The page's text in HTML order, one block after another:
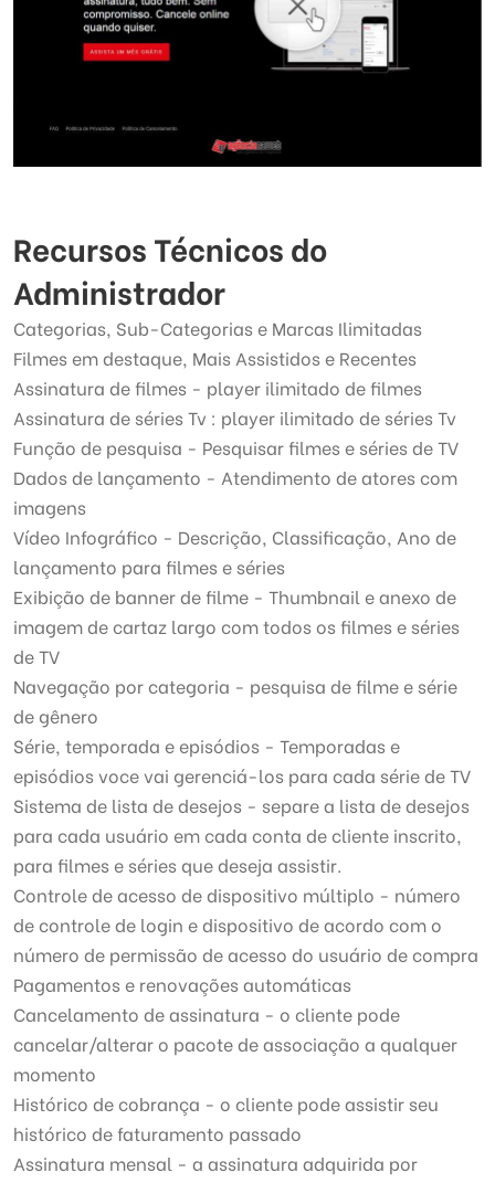
Recursos Técnicos do
Administrador
Categorias, Sub-Categorias e Marcas Ilimitadas
Filmes em destaque, Mais Assistidos e Recentes
Assinatura de filmes - player ilimitado de filmes
Assinatura de séries Tv : player ilimitado de séries Tv
Função de pesquisa - Pesquisar filmes e séries de TV
Dados de lançamento - Atendimento de atores com
imagens
Vídeo Infográfico - Descrição, Classificação, Ano de
lançamento para filmes e séries
Exibição de banner de filme - Thumbnail e anexo de
imagem de cartaz largo com todos os filmes e séries
de TV
Navegação por categoria - pesquisa de filme e série
de gênero
Série, temporada e episódios - Temporadas e
episódios voce vai gerenciá-los para cada série de TV
Sistema de lista de desejos - separe a lista de desejos
para cada usuário em cada conta de cliente inscrito,
para filmes e séries que deseja assistir.
Controle de acesso de dispositivo múltiplo - número
de controle de login e dispositivo de acordo com o
número de permissão de acesso do usuário de compra
Pagamentos e renovações automáticas
Cancelamento de assinatura - o cliente pode
cancelar/alterar o pacote de associação a qualquer
momento
Histórico de cobrança - o cliente pode assistir seu
histórico de faturamento passado
Assinatura mensal - a assinatura adquirida por